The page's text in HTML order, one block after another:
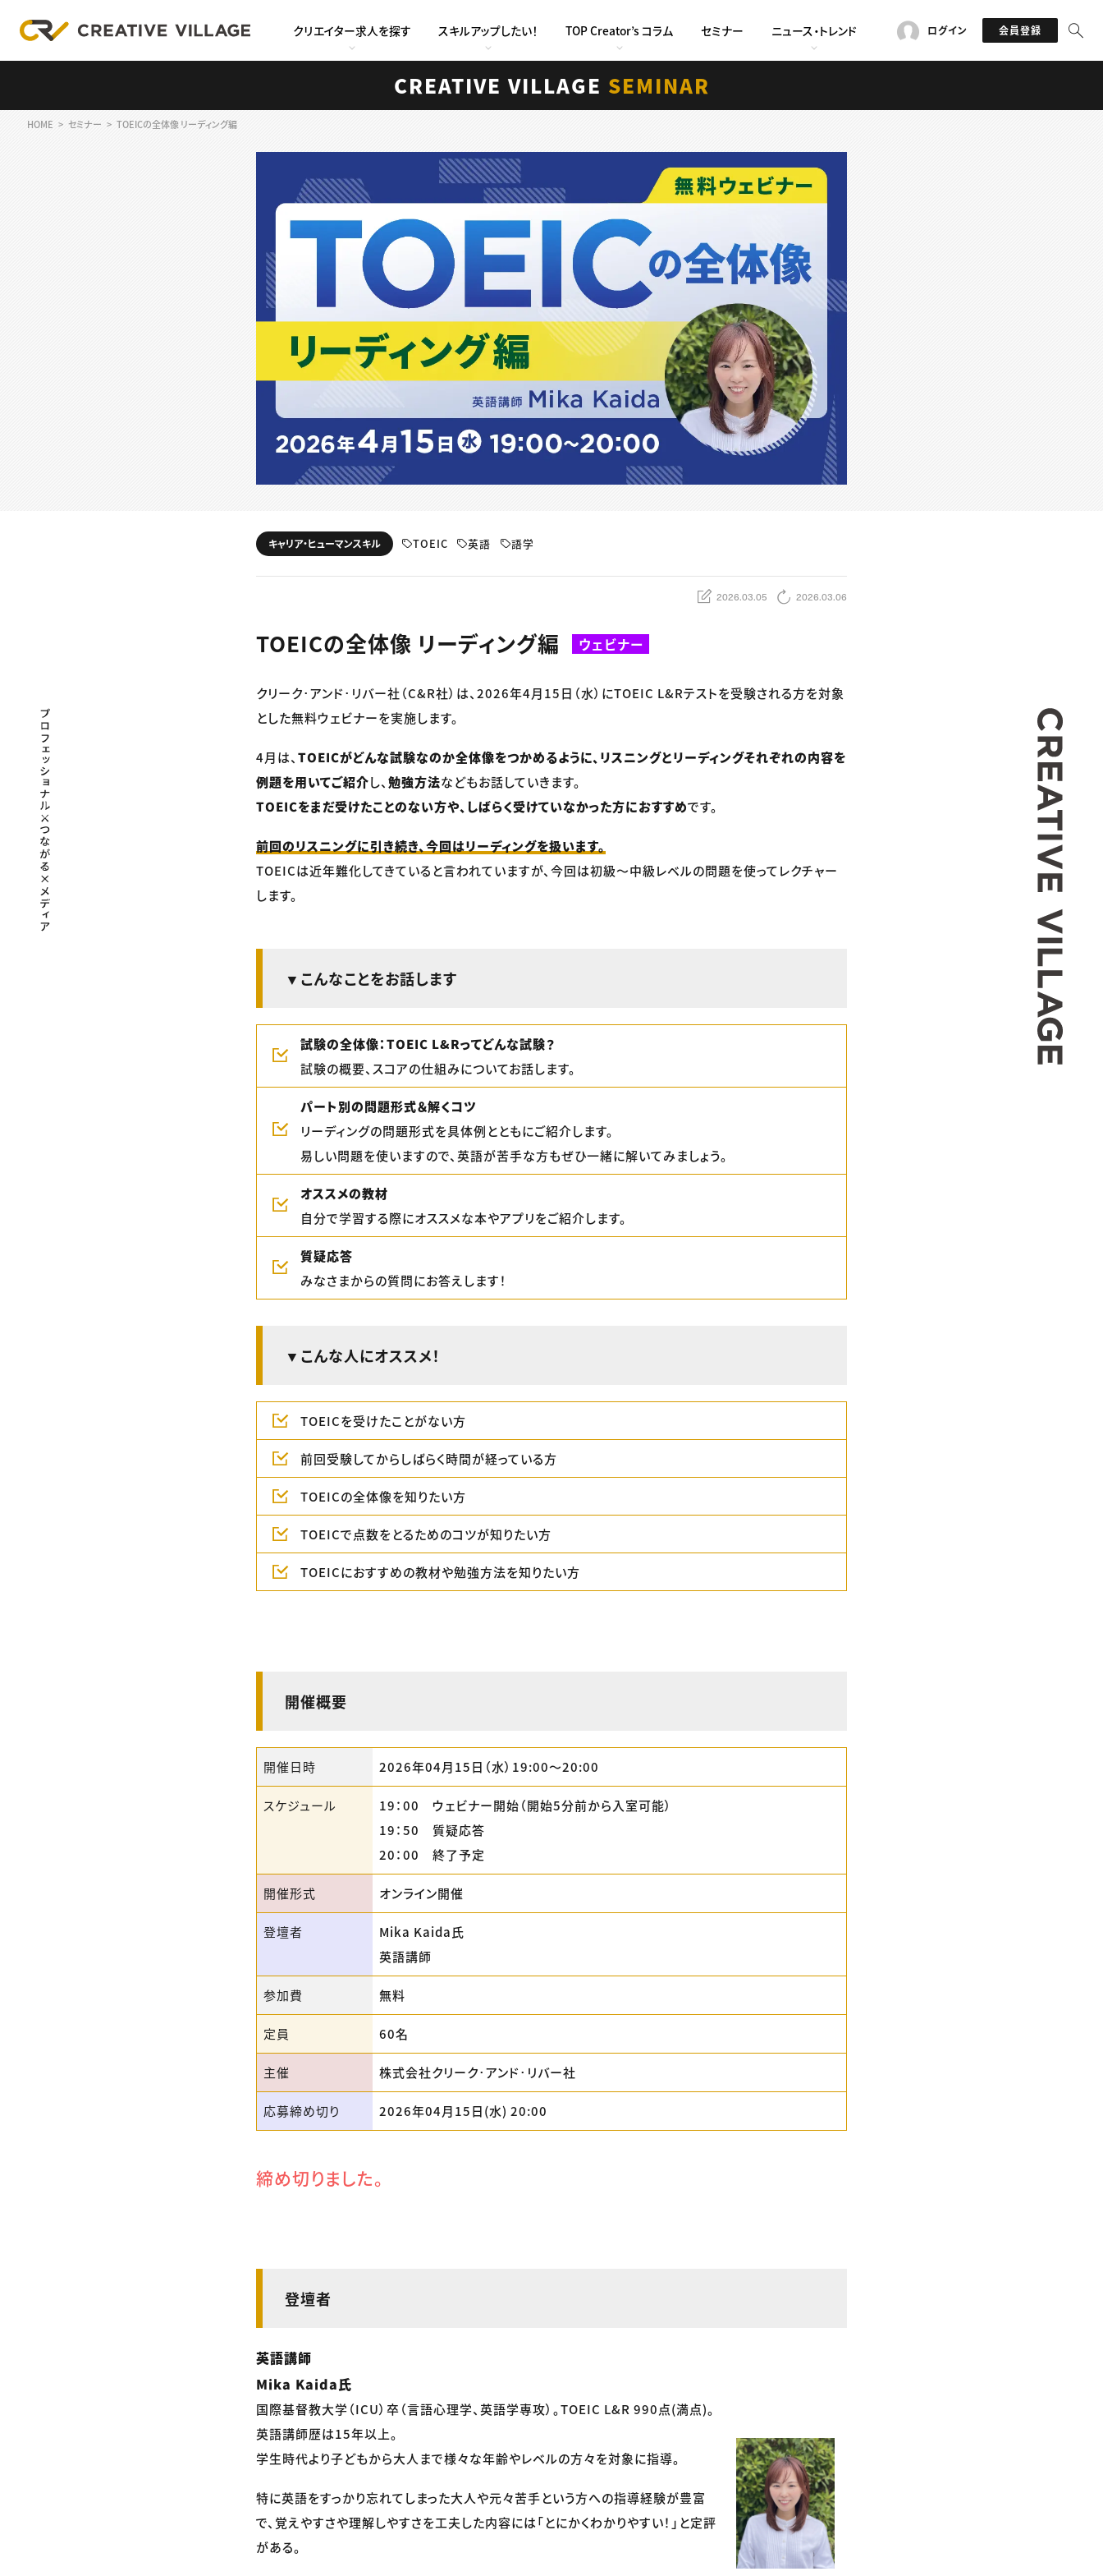
クリエイター求人を探す スキルアップしたい！ TOP Creator’s コラム セミナー ニュース・トレンド ログイン 会員登録
CREATIVE VILLAGE SEMINAR
HOME セミナー TOEICの全体像 リーディング編
プロフェッショナル×つながる×メディア
キャリア・ヒューマンスキル TOEIC 英語 語学
2026.03.05 2026.03.06
TOEICの全体像 リーディング編 ウェビナー
クリーク･アンド･リバー社（C&R社）は、2026年4月15日（水）にTOEIC L&Rテストを受験される方を対象
とした無料ウェビナーを実施します。
4月は、 TOEICがどんな試験なのか全体像をつかめるように、リスニングとリーディングそれぞれの内容を
例題を用いてご紹介し、 勉強方法などもお話していきます。
TOEICをまだ受けたことのない方や、しばらく受けていなかった方におすすめです。
前回のリスニングに引き続き、今回はリーディングを扱います。
TOEICは近年難化してきていると言われていますが、今回は初級〜中級レベルの問題を使ってレクチャー
します。
▼こんなことをお話します
試験の全体像：TOEIC L&Rってどんな試験？
試験の概要、スコアの仕組みについてお話します。
パート別の問題形式＆解くコツ
リーディングの問題形式を具体例とともにご紹介します。
易しい問題を使いますので、英語が苦手な方もぜひ一緒に解いてみましょう。
オススメの教材
自分で学習する際にオススメな本やアプリをご紹介します。
質疑応答
みなさまからの質問にお答えします！
▼こんな人にオススメ！
TOEICを受けたことがない方
前回受験してからしばらく時間が経っている方
TOEICの全体像を知りたい方
TOEICで点数をとるためのコツが知りたい方
TOEICにおすすめの教材や勉強方法を知りたい方
開催概要
開催日時 2026年04月15日（水）19:00〜20:00
スケジュール
19：00 ウェビナー開始（開始5分前から入室可能）
19：50 質疑応答
20：00 終了予定
開催形式 オンライン開催
登壇者
Mika Kaida氏
英語講師
参加費 無料
定員 60名
主催 株式会社クリーク･アンド･リバー社
応募締め切り 2026年04月15日(水) 20:00
締め切りました。
登壇者
英語講師
Mika Kaida氏
国際基督教大学（ICU）卒（言語心理学、英語学専攻）。TOEIC L&R 990点(満点)。
英語講師歴は15年以上。
学生時代より子どもから大人まで様々な年齢やレベルの方々を対象に指導。
特に英語をすっかり忘れてしまった大人や元々苦手という方への指導経験が豊富
で、覚えやすさや理解しやすさを工夫した内容には「とにかくわかりやすい！」と定評
がある。